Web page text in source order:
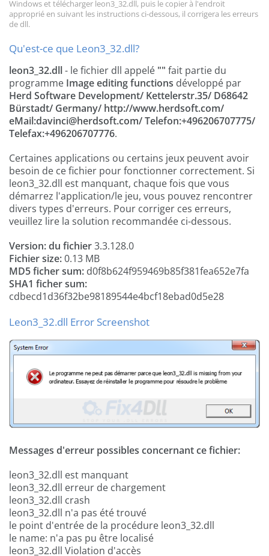
Windows et télécharger leon3_32.dll, puis le copier à l'endroit
approprié en suivant les instructions ci-dessous, il corrigera les erreurs
de dll.
Qu'est-ce que Leon3_32.dll?
leon3_32.dll- le fichier dll appelé "" fait partie du
programme Image editing functions développé par
Herd Software Development/ Kettelerstr.35/ D68642
Bürstadt/ Germany/ http://www.herdsoft.com/
eMail:davinci@herdsoft.com/ Telefon:+496206707775/
Telefax:+496206707776.
Certaines applications ou certains jeux peuvent avoir
besoin de ce fichier pour fonctionner correctement. Si
leon3_32.dll est manquant, chaque fois que vous
démarrez l'application/le jeu, vous pouvez rencontrer
divers types d'erreurs. Pour corriger ces erreurs,
veuillez lire la solution recommandée ci-dessous.
Version: du fichier3.3.128.0
Fichier size:0.13 MB
MD5 ficher sum: d0f8b624f959469b85f381fea652e7fa
SHA1 ficher sum:
cdbecd1d36f32be98189544e4bcf18ebad0d5e28
Leon3_32.dll Error Screenshot
Messages d'erreur possibles concernant ce fichier:
leon3_32.dll est manquant
leon3_32.dll erreur de chargement
leon3_32.dll crash
leon3_32.dll n'a pas été trouvé
le point d'entrée de la procédure leon3_32.dll
le name: n'a pas pu être localisé
leon3_32.dll Violation d'accès